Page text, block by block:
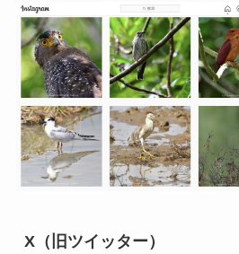
X（旧ツイッター）